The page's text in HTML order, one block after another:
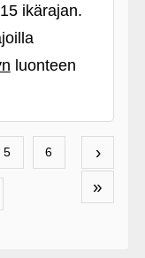
ikärajan.
luonteen
›
»
5 6